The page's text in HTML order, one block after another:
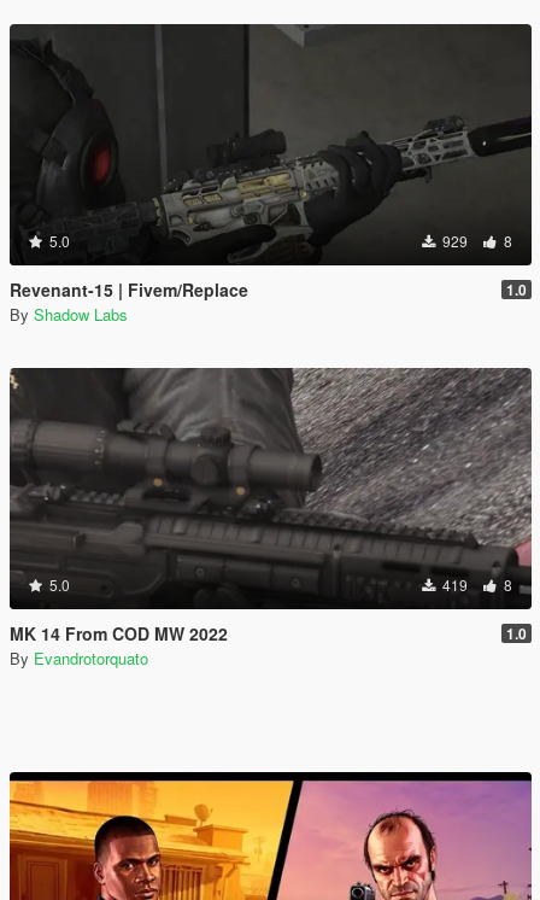
5.0 929 8
Revenant-15 | Fivem/Replace 1.0
By Shadow Labs
5.0 419 8
MK 14 From COD MW 2022 1.0
By Evandrotorquato